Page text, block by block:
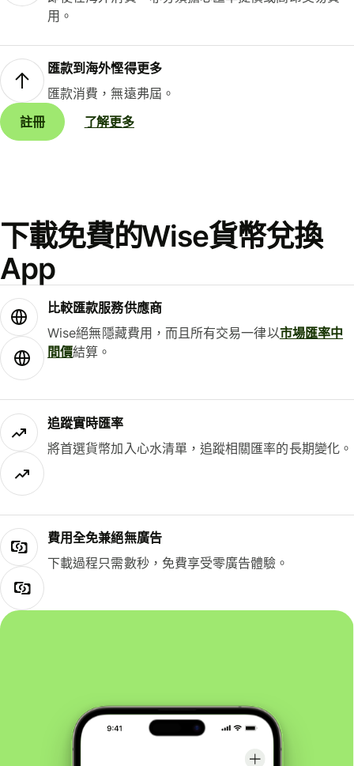
用。
匯款到海外慳得更多
匯款消費，無遠弗屆。
註冊
了解更多
下載免費的Wise貨幣兌換
App
比較匯款服務供應商
Wise絕無隱藏費用，而且所有交易一律以市場匯率中
間價結算。
追蹤實時匯率
將首選貨幣加入心水清單，追蹤相關匯率的長期變化。
費用全免兼絕無廣告
下載過程只需數秒，免費享受零廣告體驗。